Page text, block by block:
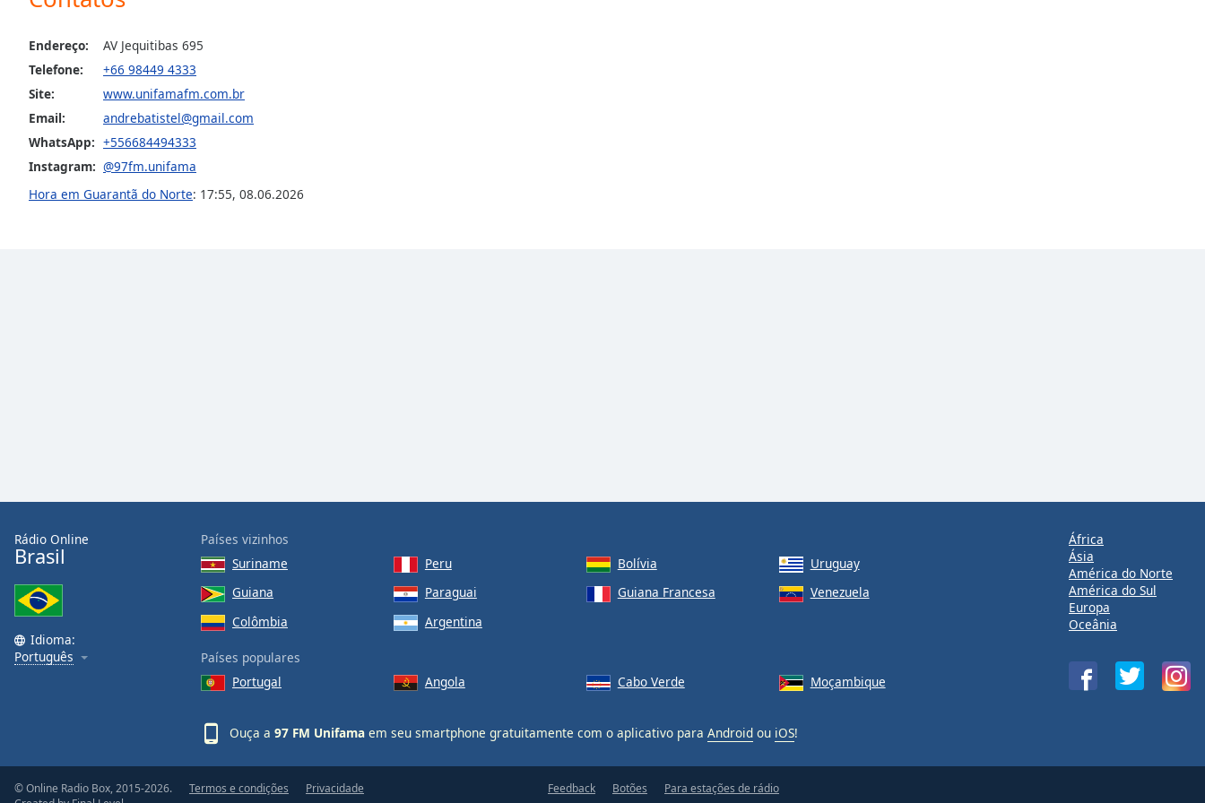
window.
Color
Opacity
Size
Text
Edge
Style
Done
Close
Endereço:
AV Jequitibas 695
Telefone:
+66 98449 4333
Site:
www.unifamafm.com.br
Email:
andrebatistel@gmail.com
WhatsApp: +556684494333
Instagram: @97fm.unifama
Hora em Guarantã do Norte: 17:55, 08.06.2026
Rádio Online
Brasil
Idioma:
Português
Países vizinhos
Suriname
Peru Bolívia
Uruguay
Guiana
Paraguai Guiana Francesa
Venezuela
Colômbia
Argentina
Países populares
Portugal
Angola Cabo Verde Moçambique
Ouça a 97 FM Unifama em seu smartphone gratuitamente com o aplicativo para Android ou iOS!
África
Ásia
América do Norte
América do Sul
Europa
Oceânia
© Online Radio Box, 2015-2026.
Termos e condições Privacidade Feedback Botões Para estações de rádio